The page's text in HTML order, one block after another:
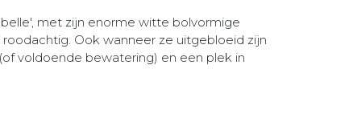
met zijn enorme witte bolvormige
Ook wanneer ze uitgebloeid zijn
voldoende bewatering) en een plek in